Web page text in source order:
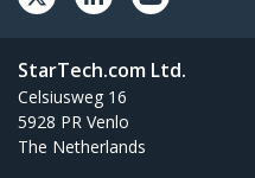
StarTech.com Ltd.
Celsiusweg 16
5928 PR Venlo
The Netherlands